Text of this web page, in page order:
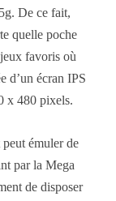
De ce fait,
quelle poche
favoris où
d’un écran IPS
x 480 pixels.
émuler de
par la Mega
de disposer